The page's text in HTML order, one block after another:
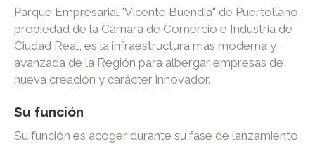
Parque Empresarial "Vicente Buendía" de Puertollano,
propiedad de la Cámara de Comercio e Industria de
Ciudad Real, es la infraestructura más moderna y
avanzada de la Región para albergar empresas de
nueva creación y carácter innovador.
Su función
Su función es acoger durante su fase de lanzamiento,